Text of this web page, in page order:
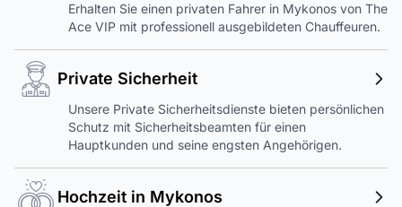
Erhalten Sie einen privaten Fahrer in Mykonos von The
Ace VIP mit professionell ausgebildeten Chauffeuren.
Private Sicherheit
Unsere Private Sicherheitsdienste bieten persönlichen
Schutz mit Sicherheitsbeamten für einen
Hauptkunden und seine engsten Angehörigen.
Hochzeit in Mykonos